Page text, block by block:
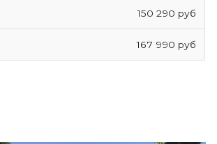
150 290 руб
167 990 руб